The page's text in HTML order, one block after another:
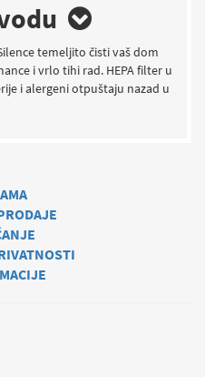
temeljito čisti vaš dom
i vrlo tihi rad. HEPA filter u
i alergeni otpuštaju nazad u